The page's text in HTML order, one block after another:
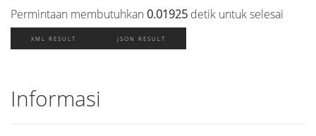
Permintaan membutuhkan 0.01925 detik untuk selesai
XML RESULT JSON RESULT
Informasi